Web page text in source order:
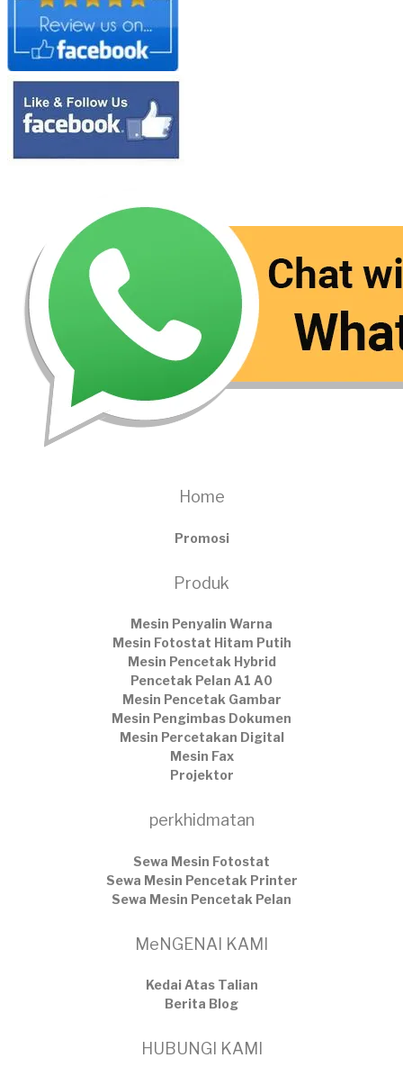
Home
Promosi
Produk
Mesin Penyalin Warna
Mesin Fotostat Hitam Putih
Mesin Pencetak Hybrid
Pencetak Pelan A1 A0
Mesin Pencetak Gambar
Mesin Pengimbas Dokumen
Mesin Percetakan Digital
Mesin Fax
Projektor
perkhidmatan
Sewa Mesin Fotostat
Sewa Mesin Pencetak Printer
Sewa Mesin Pencetak Pelan
MeNGENAI KAMI
Kedai Atas Talian
​Berita Blog
HUBUNGI KAMI